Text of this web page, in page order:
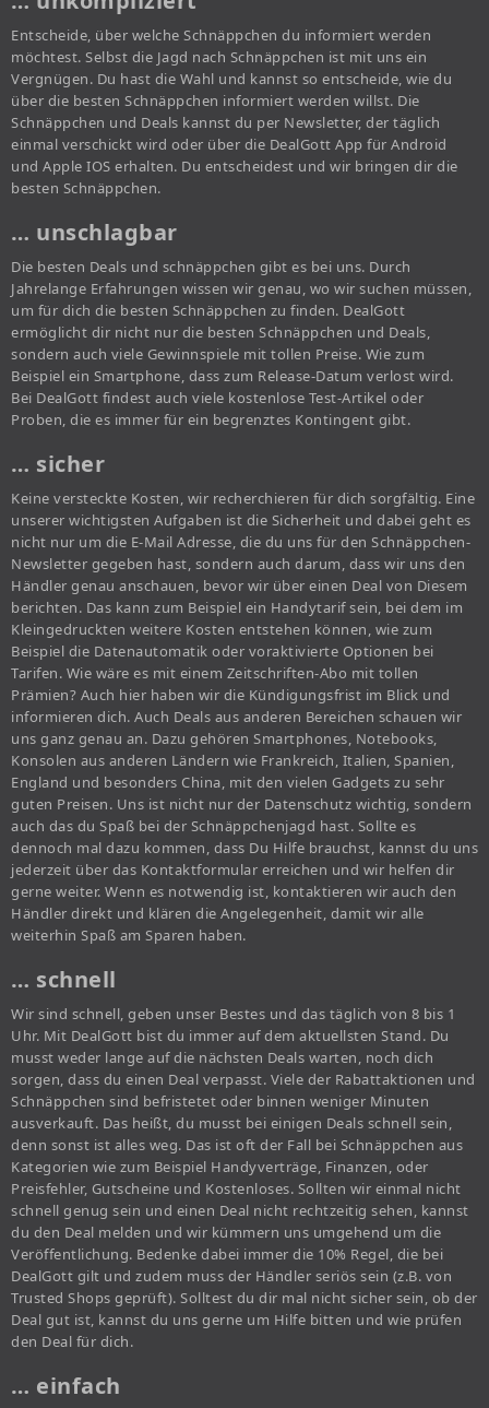
Entscheide, über welche Schnäppchen du informiert werden
möchtest. Selbst die Jagd nach Schnäppchen ist mit uns ein
Vergnügen. Du hast die Wahl und kannst so entscheide, wie du
über die besten Schnäppchen informiert werden willst. Die
Schnäppchen und Deals kannst du per Newsletter, der täglich
einmal verschickt wird oder über die DealGott App für Android
und Apple IOS erhalten. Du entscheidest und wir bringen dir die
besten Schnäppchen.
… unschlagbar
Die besten Deals und schnäppchen gibt es bei uns. Durch
Jahrelange Erfahrungen wissen wir genau, wo wir suchen müssen,
um für dich die besten Schnäppchen zu finden. DealGott
ermöglicht dir nicht nur die besten Schnäppchen und Deals,
sondern auch viele Gewinnspiele mit tollen Preise. Wie zum
Beispiel ein Smartphone, dass zum Release-Datum verlost wird.
Bei DealGott findest auch viele kostenlose Test-Artikel oder
Proben, die es immer für ein begrenztes Kontingent gibt.
… sicher
Keine versteckte Kosten, wir recherchieren für dich sorgfältig. Eine
unserer wichtigsten Aufgaben ist die Sicherheit und dabei geht es
nicht nur um die E-Mail Adresse, die du uns für den Schnäppchen-
Newsletter gegeben hast, sondern auch darum, dass wir uns den
Händler genau anschauen, bevor wir über einen Deal von Diesem
berichten. Das kann zum Beispiel ein Handytarif sein, bei dem im
Kleingedruckten weitere Kosten entstehen können, wie zum
Beispiel die Datenautomatik oder voraktivierte Optionen bei
Tarifen. Wie wäre es mit einem Zeitschriften-Abo mit tollen
Prämien? Auch hier haben wir die Kündigungsfrist im Blick und
informieren dich. Auch Deals aus anderen Bereichen schauen wir
uns ganz genau an. Dazu gehören Smartphones, Notebooks,
Konsolen aus anderen Ländern wie Frankreich, Italien, Spanien,
England und besonders China, mit den vielen Gadgets zu sehr
guten Preisen. Uns ist nicht nur der Datenschutz wichtig, sondern
auch das du Spaß bei der Schnäppchenjagd hast. Sollte es
dennoch mal dazu kommen, dass Du Hilfe brauchst, kannst du uns
jederzeit über das Kontaktformular erreichen und wir helfen dir
gerne weiter. Wenn es notwendig ist, kontaktieren wir auch den
Händler direkt und klären die Angelegenheit, damit wir alle
weiterhin Spaß am Sparen haben.
… schnell
Wir sind schnell, geben unser Bestes und das täglich von 8 bis 1
Uhr. Mit DealGott bist du immer auf dem aktuellsten Stand. Du
musst weder lange auf die nächsten Deals warten, noch dich
sorgen, dass du einen Deal verpasst. Viele der Rabattaktionen und
Schnäppchen sind befristetet oder binnen weniger Minuten
ausverkauft. Das heißt, du musst bei einigen Deals schnell sein,
denn sonst ist alles weg. Das ist oft der Fall bei Schnäppchen aus
Kategorien wie zum Beispiel Handyverträge, Finanzen, oder
Preisfehler, Gutscheine und Kostenloses. Sollten wir einmal nicht
schnell genug sein und einen Deal nicht rechtzeitig sehen, kannst
du den Deal melden und wir kümmern uns umgehend um die
Veröffentlichung. Bedenke dabei immer die 10% Regel, die bei
DealGott gilt und zudem muss der Händler seriös sein (z.B. von
Trusted Shops geprüft). Solltest du dir mal nicht sicher sein, ob der
Deal gut ist, kannst du uns gerne um Hilfe bitten und wie prüfen
den Deal für dich.
… einfach